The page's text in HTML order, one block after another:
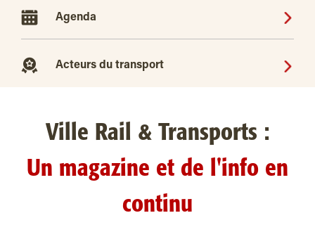
Agenda
Acteurs du transport
Ville Rail & Transports :
Un magazine et de l'info en
continu